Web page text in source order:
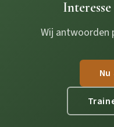
Wij antwoorden